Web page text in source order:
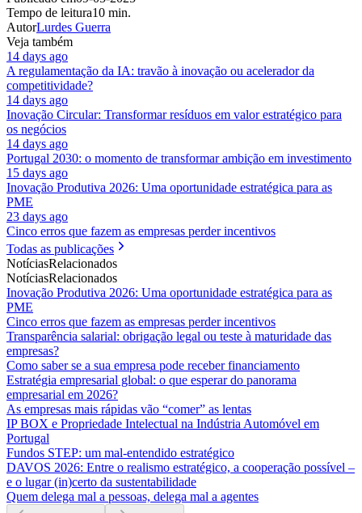
Tempo de leitura10 min.
AutorLurdes Guerra
Veja também
14 days ago
A regulamentação da IA: travão à inovação ou acelerador da
competitividade?
14 days ago
Inovação Circular: Transformar resíduos em valor estratégico para
os negócios
14 days ago
Portugal 2030: o momento de transformar ambição em investimento
15 days ago
Inovação Produtiva 2026: Uma oportunidade estratégica para as
PME
23 days ago
Cinco erros que fazem as empresas perder incentivos
Todas as publicações
NotíciasRelacionados
NotíciasRelacionados
Inovação Produtiva 2026: Uma oportunidade estratégica para as
PME
Cinco erros que fazem as empresas perder incentivos
Transparência salarial: obrigação legal ou teste à maturidade das
empresas?
Como saber se a sua empresa pode receber financiamento
Estratégia empresarial global: o que esperar do panorama
empresarial em 2026?
As empresas mais rápidas vão “comer” as lentas
IP BOX e Propriedade Intelectual na Indústria Automóvel em
Portugal
Fundos STEP: um mal-entendido estratégico
DAVOS 2026: Entre o realismo estratégico, a cooperação possível –
e o lugar (in)certo da sustentabilidade
Quem delega mal a pessoas, delega mal a agentes